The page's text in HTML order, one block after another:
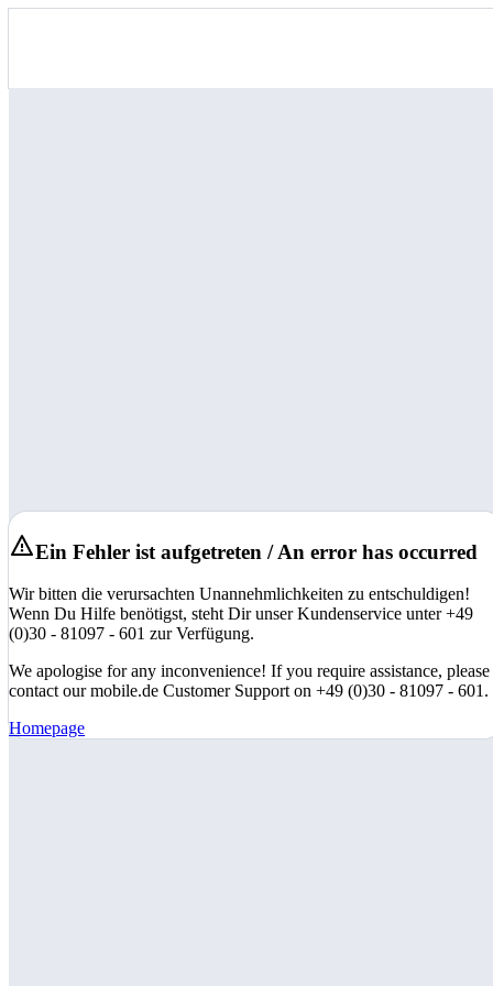
Ein Fehler ist aufgetreten / An error has occurred
Wir bitten die verursachten Unannehmlichkeiten zu entschuldigen!
Wenn Du Hilfe benötigst, steht Dir unser Kundenservice unter +49
(0)30 - 81097 - 601 zur Verfügung.
We apologise for any inconvenience! If you require assistance, please
contact our mobile.de Customer Support on +49 (0)30 - 81097 - 601.
Homepage